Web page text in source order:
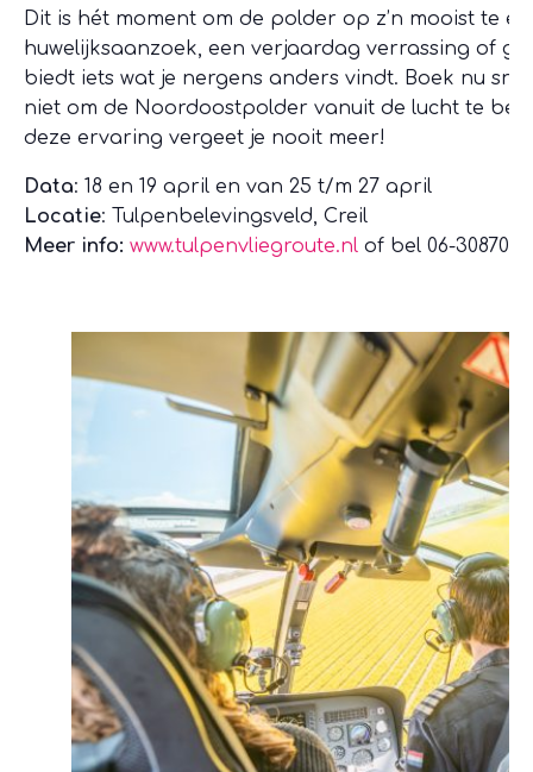
Dit is hét moment om de polder op z’n mooist te
huwelijksaanzoek, een verjaardag verrassing of
biedt iets wat je nergens anders vindt. Boek nu
niet om de Noordoostpolder vanuit de lucht te
deze ervaring vergeet je nooit meer!
Data: 18 en 19 april en van 25 t/m 27 april
Locatie: Tulpenbelevingsveld, Creil
Meer info: www.tulpenvliegroute.nl of bel 06-